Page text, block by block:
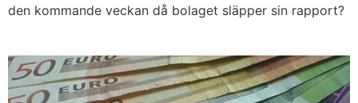
den kommande veckan då bolaget släpper sin rapport?